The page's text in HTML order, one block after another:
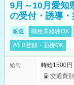
9月～10月愛知
の受付・誘導
派遣 職種未経験OK
WEB登録・面接OK
給与
時給1500円
交通費